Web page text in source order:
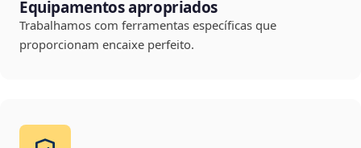
Equipamentos apropriados
Trabalhamos com ferramentas específicas que
proporcionam encaixe perfeito.